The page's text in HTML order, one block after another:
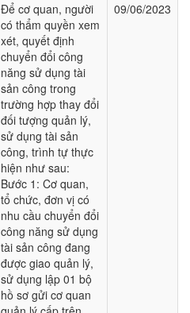
Để cơ quan, người
có thẩm quyền xem
xét, quyết định
chuyển đổi công
năng sử dụng tài
sản công trong
trường hợp thay đổi
đối tượng quản lý,
sử dụng tài sản
công, trình tự thực
hiện như sau:
Bước 1: Cơ quan,
tổ chức, đơn vị có
nhu cầu chuyển đổi
công năng sử dụng
tài sản công đang
được giao quản lý,
sử dụng lập 01 bộ
hồ sơ gửi cơ quan
09/06/2023